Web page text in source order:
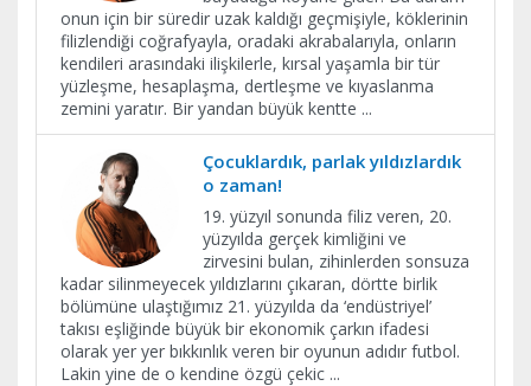
onun için bir süredir uzak kaldığı geçmişiyle, köklerinin
filizlendiği coğrafyayla, oradaki akrabalarıyla, onların
kendileri arasındaki ilişkilerle, kırsal yaşamla bir tür
yüzleşme, hesaplaşma, dertleşme ve kıyaslanma
zemini yaratır. Bir yandan büyük kentte ...
Çocuklardık, parlak yıldızlardık
o zaman!
19. yüzyıl sonunda filiz veren, 20.
yüzyılda gerçek kimliğini ve
zirvesini bulan, zihinlerden sonsuza
kadar silinmeyecek yıldızlarını çıkaran, dörtte birlik
bölümüne ulaştığımız 21. yüzyılda da ‘endüstriyel’
takısı eşliğinde büyük bir ekonomik çarkın ifadesi
olarak yer yer bıkkınlık veren bir oyunun adıdır futbol.
Lakin yine de o kendine özgü çekic ...